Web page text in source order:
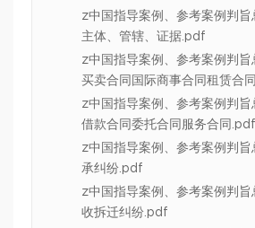
z中国指导案例、参考案例判旨
主体、管辖、证据.pdf
z中国指导案例、参考案例判
买卖合同国际商事合同租赁合
z中国指导案例、参考案例判
借款合同委托合同服务合同.pdf
z中国指导案例、参考案例判
承纠纷.pdf
z中国指导案例、参考案例判
收拆迁纠纷.pdf